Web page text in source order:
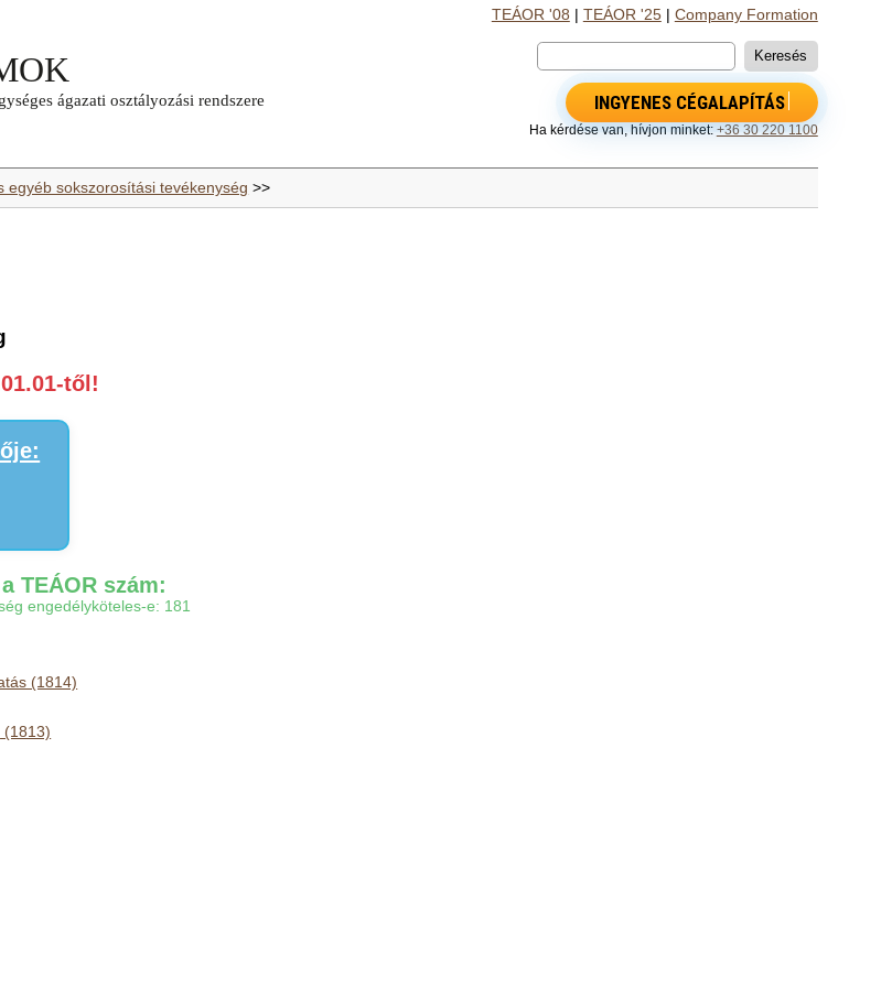
TEÁOR '08 TEÁOR '25| Company Formation
INGYENES CÉGALAPÍTÁS
Ha kérdése van, hívjon minket: +36 30 220 1100
egyéb sokszorosítási tevékenység >>
től!
TEÁOR szám:
engedélyköteles-e: 181
(1814)
(1813)